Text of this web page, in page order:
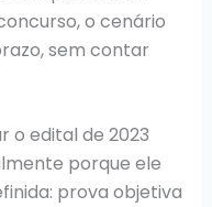
o cenário
sem contar
o edital de 2023
porque ele
prova objetiva